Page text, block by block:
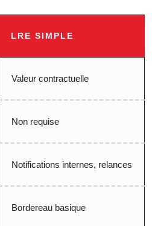
LRE SIMPLE
Valeur contractuelle
Non requise
Notifications internes, relances
Bordereau basique